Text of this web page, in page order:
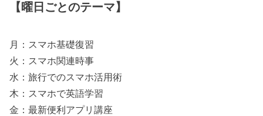
【曜日ごとのテーマ】
月：スマホ基礎復習
火：スマホ関連時事
水：旅行でのスマホ活用術
木：スマホで英語学習
金：最新便利アプリ講座